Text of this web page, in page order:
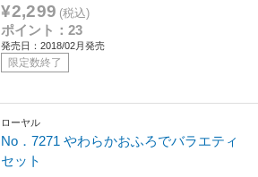
¥2,299 (税込)
ポイント：23
発売日：2018/02月発売
限定数終了
ローヤル
No．7271 やわらかおふろでバラエティ
セット